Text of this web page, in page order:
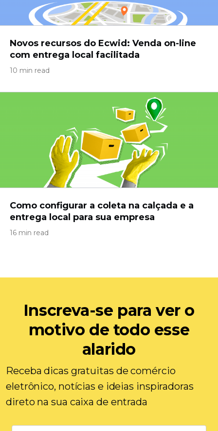
Novos recursos do Ecwid: Venda on-line
com entrega local facilitada
10 min read
Como configurar a coleta na calçada e a
entrega local para sua empresa
16 min read
Inscreva-se para ver o
motivo de todo esse
alarido
Receba dicas gratuitas de comércio
eletrônico, notícias e ideias inspiradoras
direto na sua caixa de entrada